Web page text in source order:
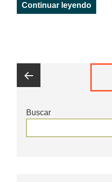
Continuar leyendo
Buscar